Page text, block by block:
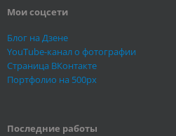
Мои соцсети
Блог на Дзене
YouTube-канал о фотографии
Страница ВКонтакте
Портфолио на 500px
Последние работы